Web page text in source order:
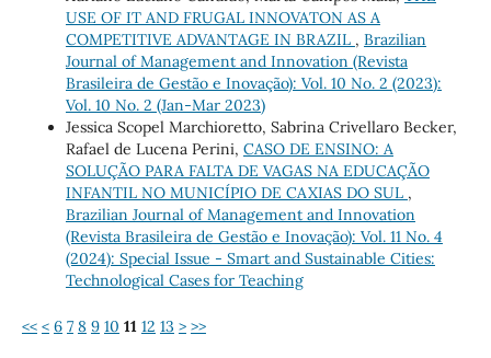
USE OF IT AND FRUGAL INNOVATON AS A
COMPETITIVE ADVANTAGE IN BRAZIL , Brazilian
Journal of Management and Innovation (Revista
Brasileira de Gestão e Inovação): Vol. 10 No. 2 (2023):
Vol. 10 No. 2 (Jan-Mar 2023)
Jessica Scopel Marchioretto, Sabrina Crivellaro Becker,
Rafael de Lucena Perini, CASO DE ENSINO: A
SOLUÇÃO PARA FALTA DE VAGAS NA EDUCAÇÃO
INFANTIL NO MUNICÍPIO DE CAXIAS DO SUL ,
Brazilian Journal of Management and Innovation
(Revista Brasileira de Gestão e Inovação): Vol. 11 No. 4
(2024): Special Issue - Smart and Sustainable Cities:
Technological Cases for Teaching
<< < 6 7 8 9 10 11 12 13 > >>